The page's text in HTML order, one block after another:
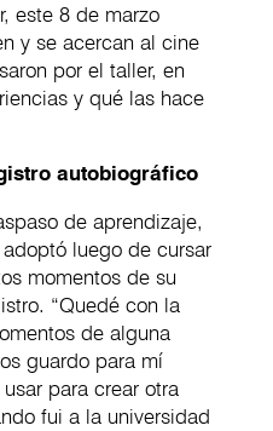
este 8 de marzo
y se acercan al cine
por el taller, en
y qué las hace
autobiográfico
de aprendizaje,
luego de cursar
momentos de su
“Quedé con la
de alguna
guardo para mí
para crear otra
fui a la universidad